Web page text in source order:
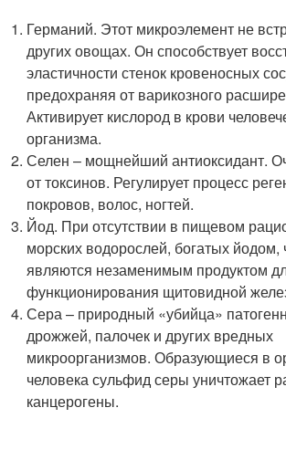
Германий. Этот микроэлемент не
других овощах. Он способствует
эластичности стенок кровеносных
предохраняя от варикозного
Активирует кислород в крови
организма.
Селен – мощнейший антиоксидант.
от токсинов. Регулирует процесс
покровов, волос, ногтей.
Йод. При отсутствии в пищевом
морских водорослей, богатых йодом,
являются незаменимым продуктом
функционирования щитовидной
Сера – природный «убийца»
дрожжей, палочек и других вредных
микроорганизмов. Образующиеся в
человека сульфид серы уничтожает
канцерогены.